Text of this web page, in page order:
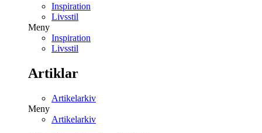
Inspiration
Livsstil
Meny
Inspiration
Livsstil
Artiklar
Artikelarkiv
Meny
Artikelarkiv